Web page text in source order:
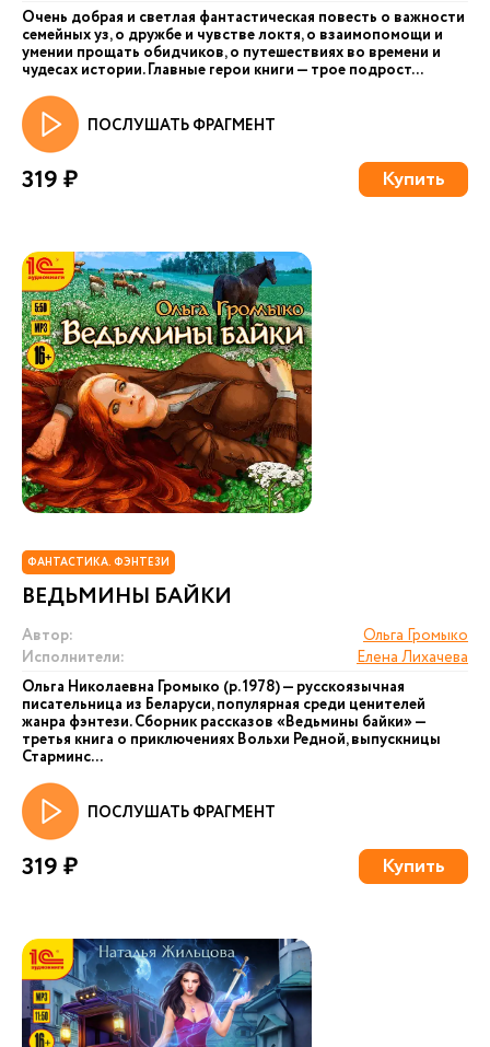
Очень добрая и светлая фантастическая повесть о важности
семейных уз, о дружбе и чувстве локтя, о взаимопомощи и
умении прощать обидчиков, о путешествиях во времени и
чудесах истории. Главные герои книги — трое подрост...
ПОСЛУШАТЬ ФРАГМЕНТ
319 ₽ Купить
ФАНТАСТИКА. ФЭНТЕЗИ
ВЕДЬМИНЫ БАЙКИ
Автор:
Ольга Громыко
Исполнители:
Елена Лихачева
Ольга Николаевна Громыко (р. 1978) — русскоязычная
писательница из Беларуси, популярная среди ценителей
жанра фэнтези. Сборник рассказов «Ведьмины байки» —
третья книга о приключениях Вольхи Редной, выпускницы
Старминс...
ПОСЛУШАТЬ ФРАГМЕНТ
319 ₽ Купить